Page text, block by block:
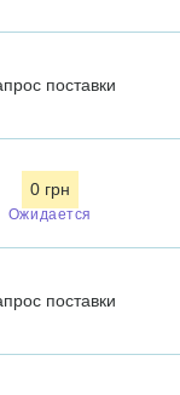
поставки
0 грн
Ожидается
поставки